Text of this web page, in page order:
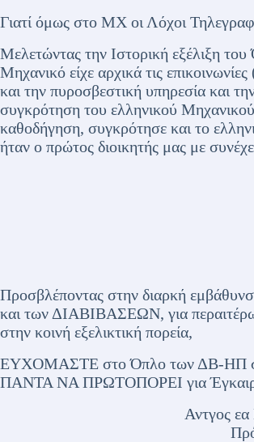
Γιατί όμως στο ΜΧ οι Λόχοι
Μελετώντας την Ιστορική εξέλιξη
Μηχανικό είχε αρχικά τις
και την πυροσβεστική υπηρεσία και
συγκρότηση του ελληνικού
καθοδήγηση, συγκρότησε και το
ήταν ο πρώτος διοικητής μας με
Προσβλέποντας στην διαρκή
και των ΔΙΑΒΙΒΑΣΕΩΝ, για
στην κοινή εξελικτική πορεία,
ΕΥΧΟΜΑΣΤΕ στο Όπλο των ΔΒ-ΗΠ
ΠΑΝΤΑ ΝΑ ΠΡΩΤΟΠΟΡΕΙ για
Αντγος